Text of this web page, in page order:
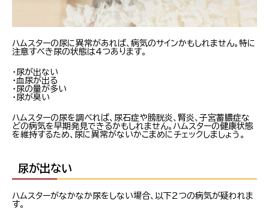
ハムスターの尿に異常があれば、病気のサインかもしれません。特に
注意すべき尿の状態は4つあります。
・尿が出ない
・血尿が出る
・尿の量が多い
・尿が臭い
ハムスターの尿を調べれば、尿石症や膀胱炎、腎炎、子宮蓄膿症な
どの病気を早期発見できるかもしれません。ハムスターの健康状態
を維持するため、尿に異常がないかこまめにチェックしましょう。
尿が出ない
ハムスターがなかなか尿をしない場合、以下2つの病気が疑われま
す。